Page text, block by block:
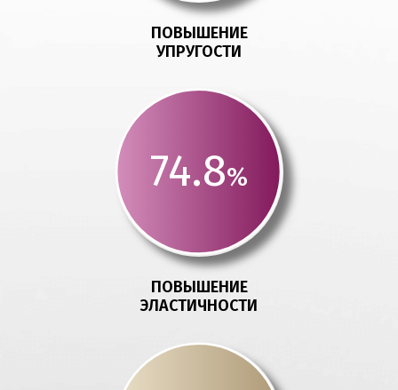
ПОВЫШЕНИЕ
УПРУГОСТИ
74.8%
ПОВЫШЕНИЕ
ЭЛАСТИЧНОСТИ